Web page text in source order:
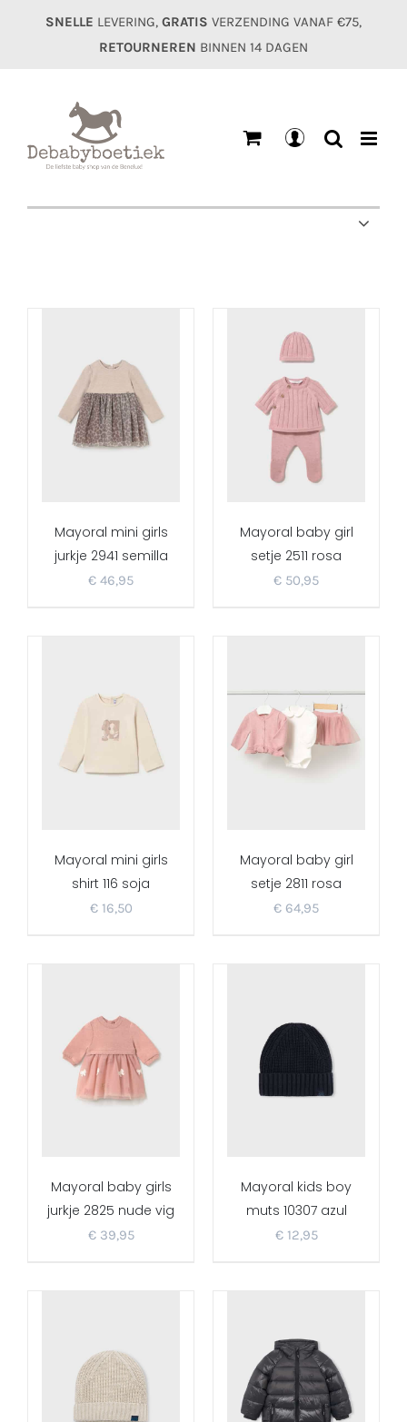
SNELLE LEVERING, GRATIS VERZENDING VANAF €75,
RETOURNEREN BINNEN 14 DAGEN
Mayoral mini girls
jurkje 2941 semilla
€ 46,95
Mayoral baby girl
setje 2511 rosa
€ 50,95
Mayoral mini girls
shirt 116 soja
€16,50
Mayoral baby girl
setje 2811 rosa
€ 64,95
Mayoral baby girls
jurkje 2825 nude vig
€39,95
Mayoral kids boy
muts 10307 azul
€12,95